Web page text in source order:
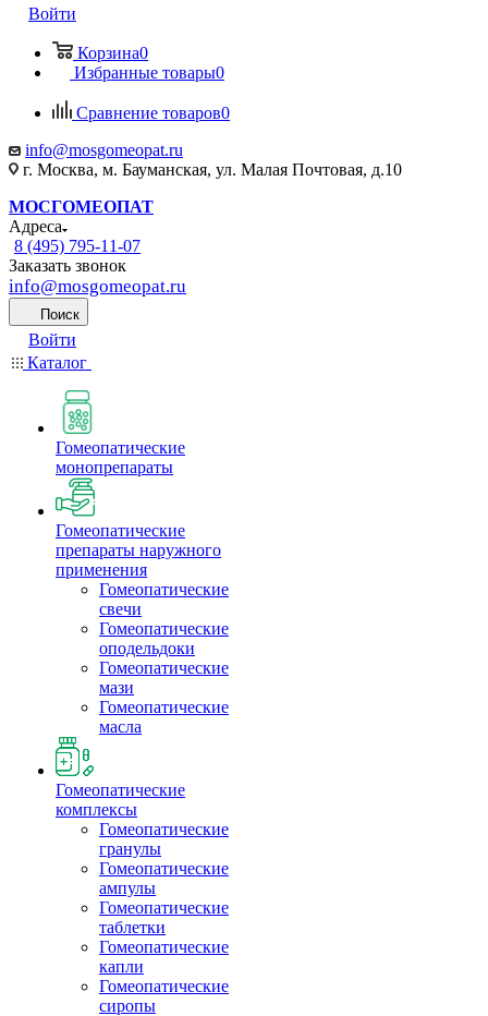
Войти
Корзина0
Избранные товары0
Сравнение товаров0
info@mosgomeopat.ru
г. Москва, м. Бауманская, ул. Малая Почтовая, д.10
МОСГОМЕОПАТ
Адреса
8 (495) 795-11-07
Заказать звонок
info@mosgomeopat.ru
Поиск
Войти
Каталог
Гомеопатические
монопрепараты
Гомеопатические
препараты наружного
применения
Гомеопатические
свечи
Гомеопатические
оподельдоки
Гомеопатические
мази
Гомеопатические
масла
Гомеопатические
комплексы
Гомеопатические
гранулы
Гомеопатические
ампулы
Гомеопатические
таблетки
Гомеопатические
капли
Гомеопатические
сиропы